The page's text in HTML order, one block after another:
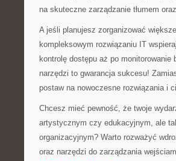
na skuteczne zarządzanie tłumem
A jeśli planujesz zorganizować
kompleksowym rozwiązaniu IT
kontrolę dostępu aż po
narzędzi to gwarancja sukcesu!
postaw na nowoczesne rozwiązania i
Chcesz mieć pewność, że twoje
artystycznym czy edukacyjnym, ale
organizacyjnym? Warto rozważyć
oraz narzędzi do zarządzania